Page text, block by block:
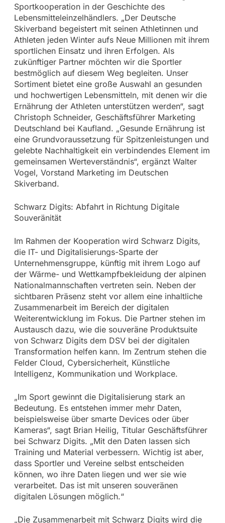
Sportkooperation in der Geschichte des
Lebensmitteleinzelhändlers. „Der Deutsche
Skiverband begeistert mit seinen Athletinnen und
Athleten jeden Winter aufs Neue Millionen mit ihrem
sportlichen Einsatz und ihren Erfolgen. Als
zukünftiger Partner möchten wir die Sportler
bestmöglich auf diesem Weg begleiten. Unser
Sortiment bietet eine große Auswahl an gesunden
und hochwertigen Lebensmitteln, mit denen wir die
Ernährung der Athleten unterstützen werden“, sagt
Christoph Schneider, Geschäftsführer Marketing
Deutschland bei Kaufland. „Gesunde Ernährung ist
eine Grundvoraussetzung für Spitzenleistungen und
gelebte Nachhaltigkeit ein verbindendes Element im
gemeinsamen Werteverständnis“, ergänzt Walter
Vogel, Vorstand Marketing im Deutschen
Skiverband.
Schwarz Digits: Abfahrt in Richtung Digitale
Souveränität
Im Rahmen der Kooperation wird Schwarz Digits,
die IT- und Digitalisierungs-Sparte der
Unternehmensgruppe, künftig mit ihrem Logo auf
der Wärme- und Wettkampfbekleidung der alpinen
Nationalmannschaften vertreten sein. Neben der
sichtbaren Präsenz steht vor allem eine inhaltliche
Zusammenarbeit im Bereich der digitalen
Weiterentwicklung im Fokus. Die Partner stehen im
Austausch dazu, wie die souveräne Produktsuite
von Schwarz Digits dem DSV bei der digitalen
Transformation helfen kann. Im Zentrum stehen die
Felder Cloud, Cybersicherheit, Künstliche
Intelligenz, Kommunikation und Workplace.
„Im Sport gewinnt die Digitalisierung stark an
Bedeutung. Es entstehen immer mehr Daten,
beispielsweise über smarte Devices oder über
Kameras“, sagt Brian Heilig, Titular Geschäftsführer
bei Schwarz Digits. „Mit den Daten lassen sich
Training und Material verbessern. Wichtig ist aber,
dass Sportler und Vereine selbst entscheiden
können, wo ihre Daten liegen und wer sie wie
verarbeitet. Das ist mit unseren souveränen
digitalen Lösungen möglich.“
„Die Zusammenarbeit mit Schwarz Digits wird die